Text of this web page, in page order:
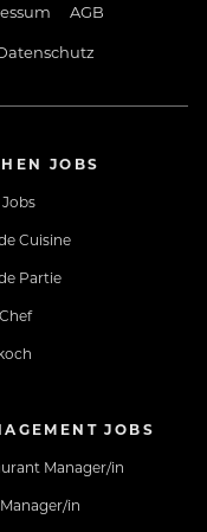
AGB
JOBS
Cuisine
Partie
JOBS
Manager/in
in